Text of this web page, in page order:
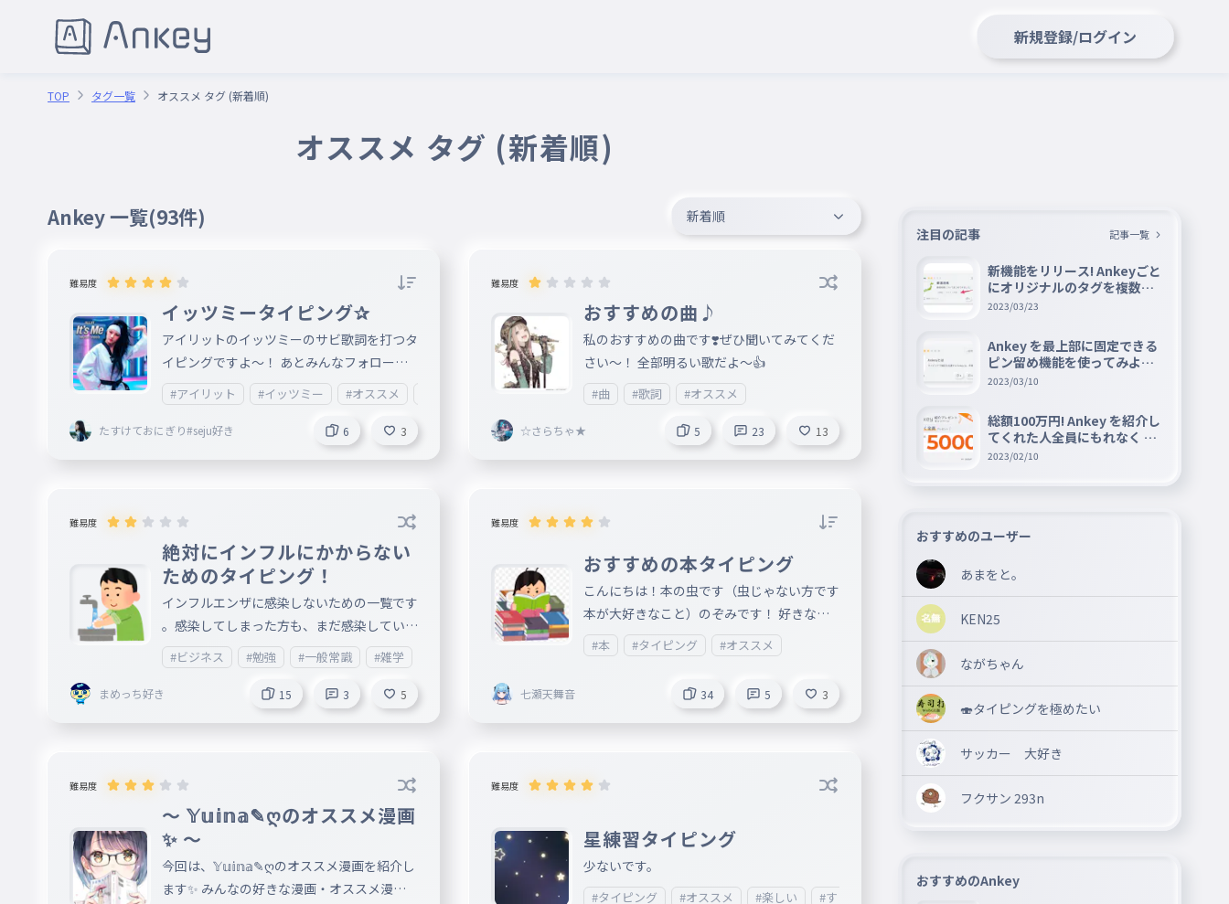
新規登録/ログイン
TOP タグ一覧 オススメ タグ (新着順)
オススメ タグ (新着順)
Ankey 一覧(93件) 新着順
難易度
イッツミータイピング✰
アイリットのイッツミーのサビ歌詞を打つタ
イピングですよ〜！ あとみんなフォローあ
りがとう！フォロバする！フォロバされなか
ったらコメント で教えて！あと「！」は打
たなくていいよ！ おしだれ？カエルは、モ
#アイリット #イッツミー #オススメ #seju
たすけておにぎり#seju好き 6 3
難易度
おすすめの曲♪
私のおすすめの曲です❣️ぜひ聞いてみてくだ
さい〜！ 全部明るい歌だよ〜👍
#曲 #歌詞 #オススメ
☆さらちゃ★ 5 23 13
難易度
絶対にインフルにかからない
ためのタイピング！
インフルエンザに感染しないための一覧です
。感染してしまった方も、まだ感染していな
い人も、対策を心がけましょう！！ ※あま
りにもネタがなかったため、生成AIに作らせ
てもらいました。
#ビジネス #勉強 #一般常識 #雑学 #インフルエンザ #感染症 #感染症予防 #予防策 #タイピング #タイピング練習
まめっち好き 15 3 5
難易度
おすすめの本タイピング
こんにちは！本の虫です（虫じゃない方です
本が大好きなこと）のぞみです！ 好きな本
を思いっきり詰め込んだタイピングを作りま
した コメントで、「この本面白いよね〜」
とか「面白そう！」とか言ってくれたら嬉し
いです ぜひ、タイピングで紹介した本読ん
でみてください！（趣味が古いとか言わない
#本 #タイピング #オススメ
七瀬天舞音 34 5 3
難易度
～ 𝕐𝕦𝕚𝕟𝕒✎ღのオススメ漫画
✨ ～
今回は、𝕐𝕦𝕚𝕟𝕒✎ღのオススメ漫画を紹介し
ます✨ みんなの好きな漫画・オススメ漫画
難易度
星練習タイピング
少ないです。
#タイピング #オススメ #楽しい #すごい
注目の記事 記事一覧
新機能をリリース! Ankeyごと
にオリジナルのタグを複数設
定できる『タグ機能』を紹介
2023/03/23
Ankey を最上部に固定できる
ピン留め機能を使ってみよう
📌
2023/03/10
総額100万円! Ankey を紹介し
てくれた人全員にもれなく A
mazon ギフト券 5000 円分を
2023/02/10
おすすめのユーザー
あまをと。
KEN25
ながちゃん
🍣タイピングを極めたい
サッカー 大好き
フクサン 293n
おすすめのAnkey